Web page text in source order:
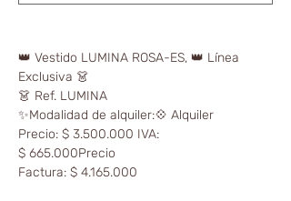
👑 Vestido LUMINA ROSA-ES, 👑 Línea
Exclusiva 👗
👗 Ref. LUMINA
✨Modalidad de alquiler:💠 Alquiler
Precio: $ 3.500.000 IVA:
$ 665.000Precio
Factura: $ 4.165.000